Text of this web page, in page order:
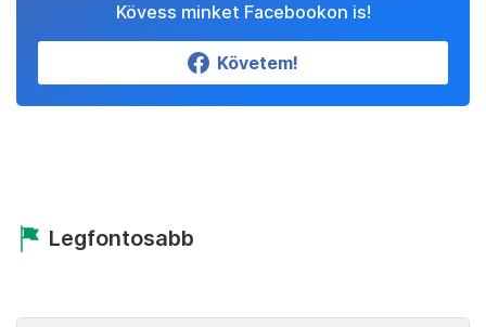
Kövess minket Facebookon is!
Követem!
Legfontosabb